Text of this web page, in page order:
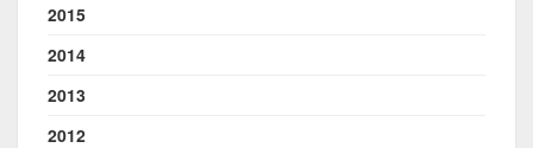
2015
2014
2013
2012